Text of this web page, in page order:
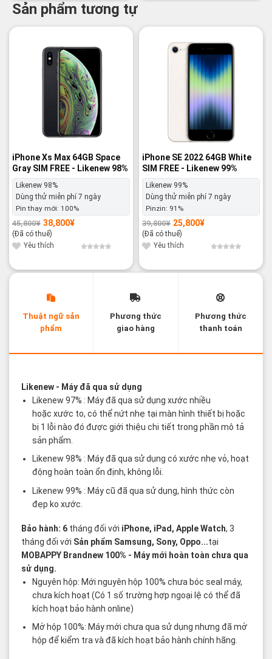
Sản phẩm tương tự
iPhone Xs Max 64GB Space
Gray SIM FREE - Likenew 98%
Likenew 98%
Dùng thử miễn phí 7 ngày
Pin thay mới: 100%
45,800¥
Giá
gốc
là:
45,800¥.
38,800¥
Giá
hiện
tại
là:
38,800¥.
(Đã có thuế)
Yêu thích
-35%
iPhone SE 2022 64GB White
SIM FREE - Likenew 99%
Likenew 99%
Dùng thử miễn phí 7 ngày
Pinzin: 91%
39,800¥
Giá
gốc
là:
39,800¥.
25,800¥
Giá
hiện
tại
là:
25,800¥.
(Đã có thuế)
Yêu thích
Thuật ngữ sản
phẩm
Phương thức
giao hàng
Phương thức
thanh toán
Likenew- Máy đã qua sử dụng
Likenew 97% : Máy đã qua sử dụng xước nhiều
hoặc xước to, có thể nứt nhẹ tại màn hình thiết bị hoặc
bị 1 lỗi nào đó được giới thiệu chi tiết trong phần mô tả
sản phẩm.
Likenew 98% : Máy đã qua sử dụng có xước nhẹ vỏ, hoạt
động hoàn toàn ổn định, không lỗi.
Likenew 99% : Máy cũ đã qua sử dụng, hình thức còn
đẹp ko xước.
Bảo hành: 6 tháng đối với iPhone, iPad, Apple Watch, 3
tháng đối với Sản phẩm Samsung, Sony, Oppo...tại
MOBAPPY Brandnew 100% - Máy mới hoàn toàn chưa qua
sử dụng.
Nguyên hộp: Mới nguyên hộp 100% chưa bóc seal máy,
chưa kích hoạt (Có 1 số trường hợp ngoại lệ có thể đã
kích hoạt bảo hành online)
Mở hộp 100%: Máy mới chưa qua sử dụng nhưng đã mở
hộp để kiểm tra và đã kích hoạt bảo hành chính hãng.